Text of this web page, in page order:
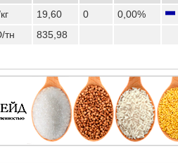
19,60 0
0,00%
тн
835,98